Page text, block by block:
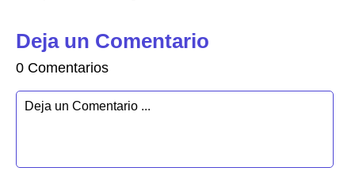
Deja un Comentario
0 Comentarios